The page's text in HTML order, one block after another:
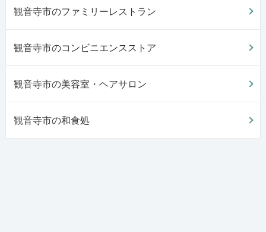
観音寺市のファミリーレストラン
観音寺市のコンビニエンスストア
観音寺市の美容室・ヘアサロン
観音寺市の和食処